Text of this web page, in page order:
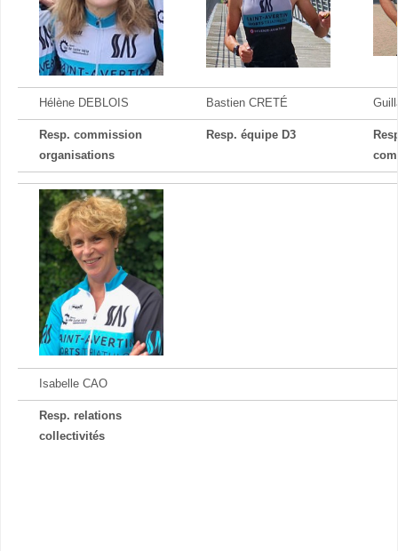
Hélène DEBLOIS Bastien CRETÉ
Resp. commission
organisations
Resp. équipe D3
Isabelle CAO
Resp. relations
collectivités